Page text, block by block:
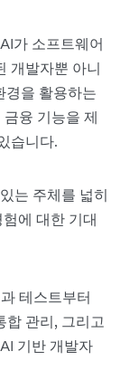
가 소프트웨어
개발자뿐 아니
경을 활용하는
융 기능을 제
습니다.
는 주체를 넓히
에 대한 기대
테스트부터
합 관리, 그리고
기반 개발자